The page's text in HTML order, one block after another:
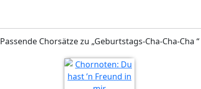
Passende Chorsätze zu „Geburtstags-Cha-Cha-Cha “